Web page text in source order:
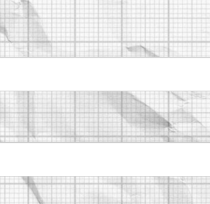
表
示
さ
て
い
画
で